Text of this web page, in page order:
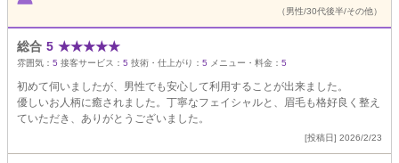
（男性/30代後半/その他）
総合 5 ★★★★★
雰囲気： 5 接客サービス： 5 技術・仕上がり： 5 メニュー・料金： 5
初めて伺いましたが、男性でも安心して利用することが出来ました。
優しいお人柄に癒されました。丁寧なフェイシャルと、眉毛も格好良く整え
ていただき、ありがとうございました。
[投稿日] 2026/2/23